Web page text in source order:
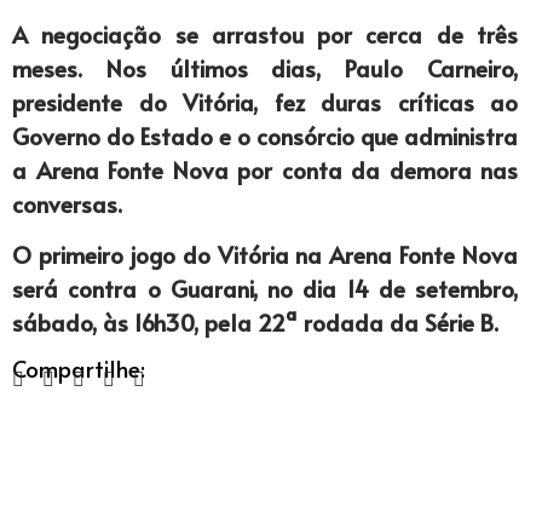
A negociação se arrastou por cerca de três
meses. Nos últimos dias, Paulo Carneiro,
presidente do Vitória, fez duras críticas ao
Governo do Estado e o consórcio que administra
a Arena Fonte Nova por conta da demora nas
conversas.
O primeiro jogo do Vitória na Arena Fonte Nova
será contra o Guarani, no dia 14 de setembro,
sábado, às 16h30, pela 22ª rodada da Série B.
Compartilhe: